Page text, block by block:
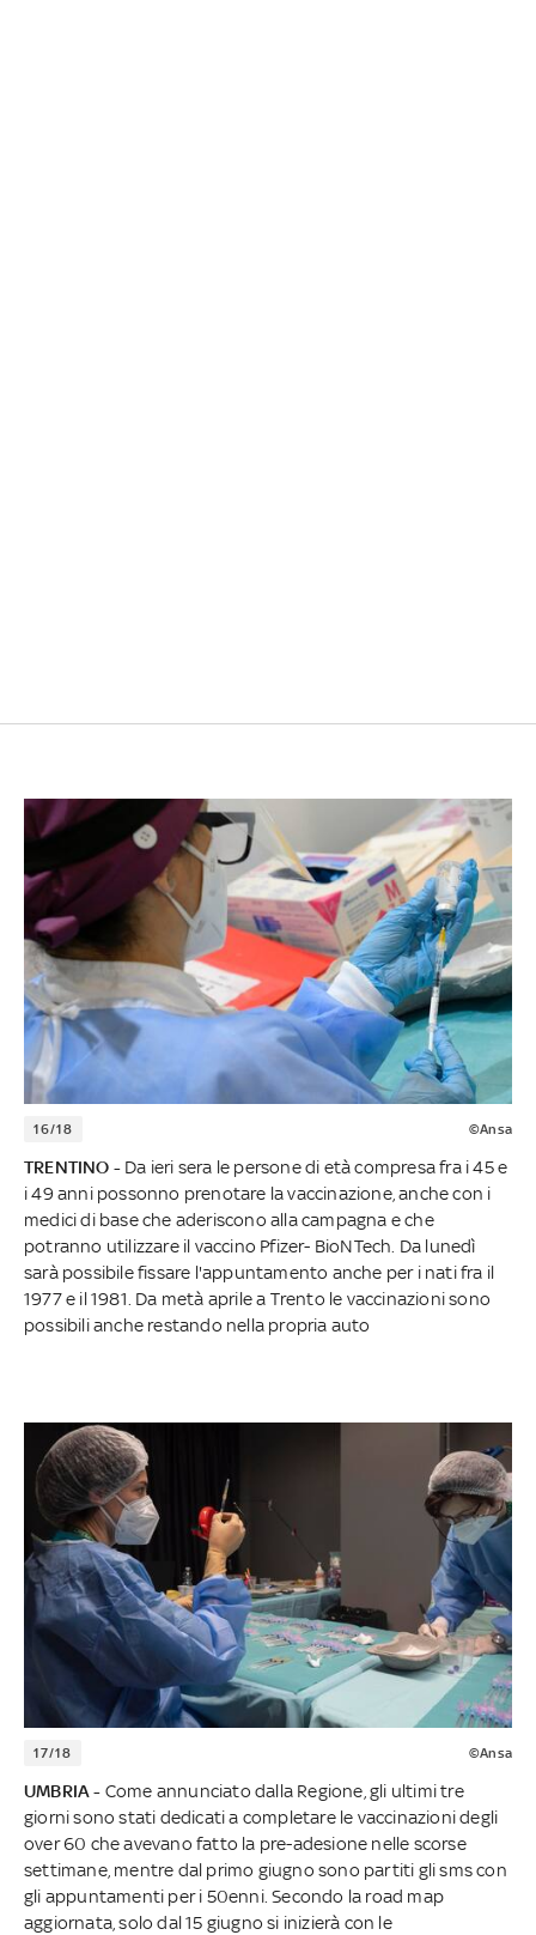
16/18 ©Ansa
TRENTINO - Da ieri sera le persone di età compresa fra i 45 e
i 49 anni possonno prenotare la vaccinazione, anche con i
medici di base che aderiscono alla campagna e che
potranno utilizzare il vaccino Pfizer- BioNTech. Da lunedì
sarà possibile fissare l'appuntamento anche per i nati fra il
1977 e il 1981. Da metà aprile a Trento le vaccinazioni sono
possibili anche restando nella propria auto
17/18 ©Ansa
UMBRIA - Come annunciato dalla Regione, gli ultimi tre
giorni sono stati dedicati a completare le vaccinazioni degli
over 60 che avevano fatto la pre-adesione nelle scorse
settimane, mentre dal primo giugno sono partiti gli sms con
gli appuntamenti per i 50enni. Secondo la road map
aggiornata, solo dal 15 giugno si inizierà con le